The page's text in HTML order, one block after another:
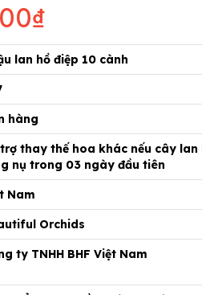
lan hồ điệp 10 cành
hàng
trợ thay thế hoa khác nếu cây lan
nụ trong 03 ngày đầu tiên
Nam
Orchids
ty TNHH BHF Việt Nam